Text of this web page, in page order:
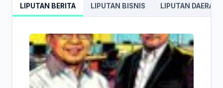
LIPUTAN BERITA LIPUTAN BISNIS LIPUTAN DAERAH